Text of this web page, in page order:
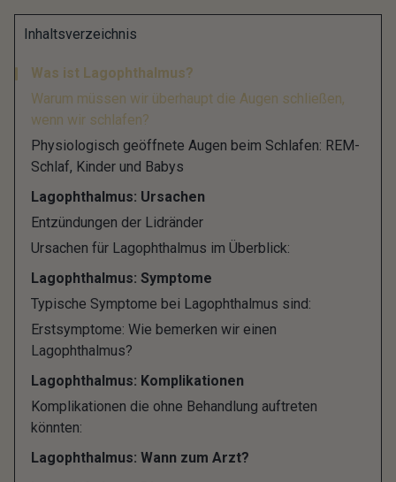
Inhaltsverzeichnis
Was ist Lagophthalmus?
Warum müssen wir überhaupt die Augen schließen,
wenn wir schlafen?
Physiologisch geöffnete Augen beim Schlafen: REM-
Schlaf, Kinder und Babys
Lagophthalmus: Ursachen
Entzündungen der Lidränder
Ursachen für Lagophthalmus im Überblick:
Lagophthalmus: Symptome
Typische Symptome bei Lagophthalmus sind:
Erstsymptome: Wie bemerken wir einen
Lagophthalmus?
Lagophthalmus: Komplikationen
Komplikationen die ohne Behandlung auftreten
könnten:
Lagophthalmus: Wann zum Arzt?
Mit offenen Augen schlafen? Ja, das scheint es zu
eigentlich nicht gewollt ist, denn schließlich hat der
Lidschluss während des Schlafens einen Sinn.
auch in der Nacht vor Schmutz, Staub und
schützen.
Was aber steckt dahinter, wenn Menschen mit
offenen Augen schlafen und die Lider nicht
schließen können? In der Medizin lautet der
Fachbegriff für dieses Phänomen Lagophthalmus.
Die möglichen gesundheitlichen Beschwerden, die
dazu führen, sollten in jedem Fall Ernst genommen
und abgeklärt werden.
Beschwerde zusammenhängen, wann Du besser